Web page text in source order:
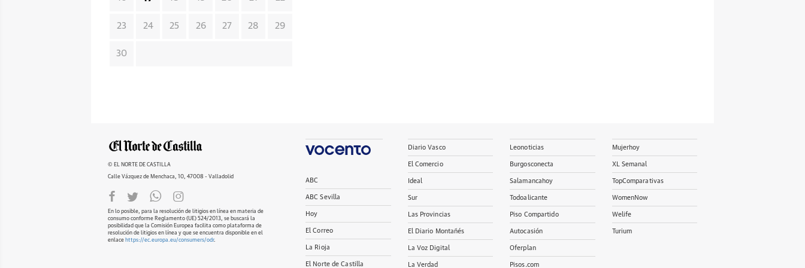
23 24 25 26 27 28 29
30
© EL NORTE DE CASTILLA
Calle Vázquez de Menchaca, 10, 47008 - Valladolid
En lo posible, para la resolución de litigios en línea en materia de
consumo conforme Reglamento (UE) 524/2013, se buscará la
posibilidad que la Comisión Europea facilita como plataforma de
resolución de litigios en línea y que se encuentra disponible en el
enlace https://ec.europa.eu/consumers/odr.
ABC
ABC Sevilla
Hoy
El Correo
La Rioja
El Norte de Castilla
Diario Vasco
El Comercio
Ideal
Sur
Las Provincias
El Diario Montañés
La Voz Digital
La Verdad
Leonoticias
Burgosconecta
Salamancahoy
Todoalicante
Piso Compartido
Autocasión
Oferplan
Pisos.com
Mujerhoy
XL Semanal
TopComparativas
WomenNow
Welife
Turium